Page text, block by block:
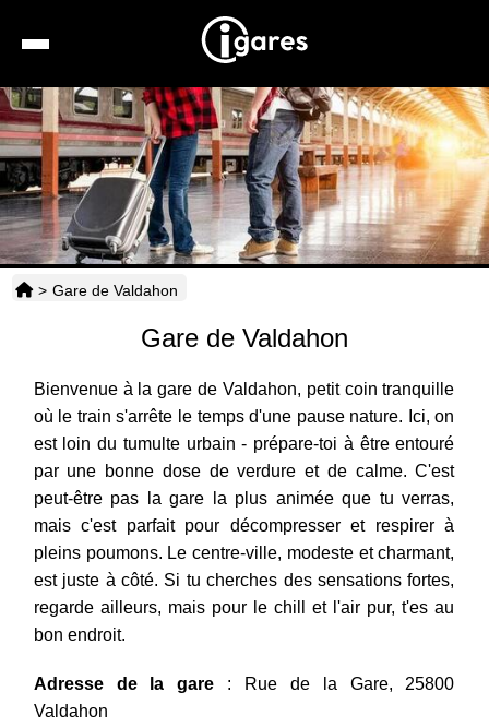
Recherche
Location de voiture
Hôtels
Taxis
> Gare de Valdahon
Gare de Valdahon
Bienvenue à la gare de Valdahon, petit coin tranquille
où le train s'arrête le temps d'une pause nature. Ici, on
est loin du tumulte urbain - prépare-toi à être entouré
par une bonne dose de verdure et de calme. C'est
peut-être pas la gare la plus animée que tu verras,
mais c'est parfait pour décompresser et respirer à
pleins poumons. Le centre-ville, modeste et charmant,
est juste à côté. Si tu cherches des sensations fortes,
regarde ailleurs, mais pour le chill et l'air pur, t'es au
bon endroit.
Adresse de la gare : Rue de la Gare, 25800
Valdahon